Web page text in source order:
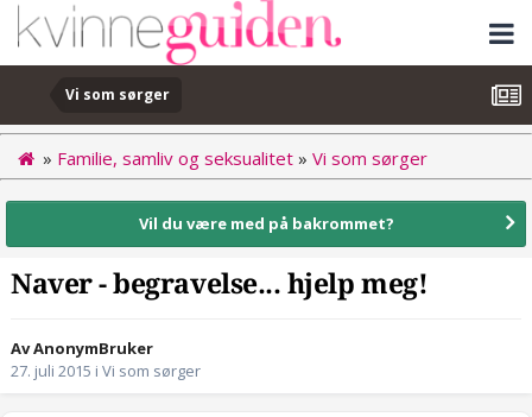
Vi som sørger
» Familie, samliv og seksualitet » Vi som sørger
Vil du være med på bakrommet?
Naver - begravelse... hjelp meg!
Av AnonymBruker
27. juli 2015 i Vi som sørger